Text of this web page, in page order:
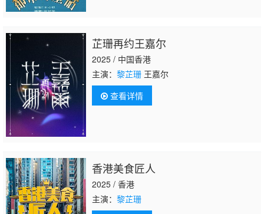
芷珊再约王嘉尔
2025 / 中国香港
主演： 黎芷珊王嘉尔
查看详情
香港美食匠人
2025 / 香港
主演： 黎芷珊